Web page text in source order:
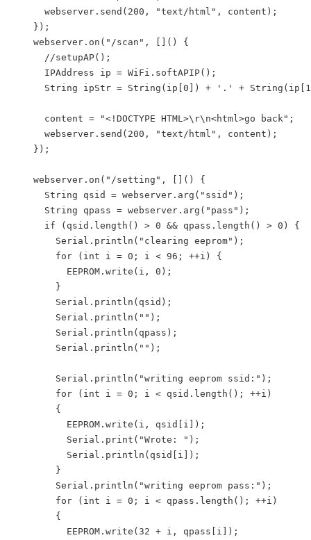
      webserver.send(200, "text/html", content);
    });
    webserver.on("/scan", []() {
      //setupAP();
      IPAddress ip = WiFi.softAPIP();
String ipStr = String(ip[0]) + '.' +
      content = "<!DOCTYPE HTML>\r\n<html>go back";
      webserver.send(200, "text/html", content);
    });
    webserver.on("/setting", []() {
      String qsid = webserver.arg("ssid");
      String qpass = webserver.arg("pass");
      if (qsid.length() > 0 && qpass.length() > 0) {
        Serial.println("clearing eeprom");
        for (int i = 0; i < 96; ++i) {
          EEPROM.write(i, 0);
        }
        Serial.println(qsid);
        Serial.println("");
        Serial.println(qpass);
        Serial.println("");
        Serial.println("writing eeprom ssid:");
        for (int i = 0; i < qsid.length(); ++i)
        {
          EEPROM.write(i, qsid[i]);
          Serial.print("Wrote: ");
          Serial.println(qsid[i]);
        }
        Serial.println("writing eeprom pass:");
        for (int i = 0; i < qpass.length(); ++i)
        {
          EEPROM.write(32 + i, qpass[i]);